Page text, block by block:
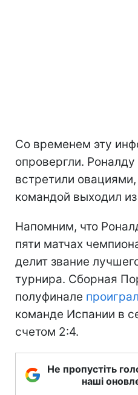
Со временем эту
опровергли.
встретили
командой выходил
Напомним, что
пяти матчах
делит звание
турнира. Сборная
полуфинале
команде Испании в
счетом 2:4.
Не пропустіть
наші